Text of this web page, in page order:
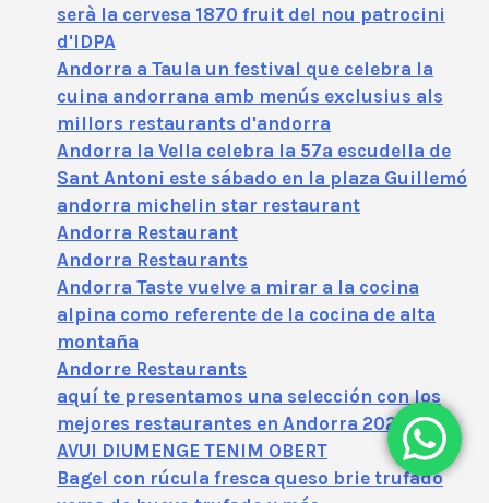
serà la cervesa 1870 fruit del nou patrocini
d'IDPA
Andorra a Taula un festival que celebra la
cuina andorrana amb menús exclusius als
millors restaurants d'andorra
Andorra la Vella celebra la 57ª escudella de
Sant Antoni este sábado en la plaza Guillemó
andorra michelin star restaurant
Andorra Restaurant
Andorra Restaurants
Andorra Taste vuelve a mirar a la cocina
alpina como referente de la cocina de alta
montaña
Andorre Restaurants
aquí te presentamos una selección con los
mejores restaurantes en Andorra 2025
AVUI DIUMENGE TENIM OBERT
Bagel con rúcula fresca queso brie trufado